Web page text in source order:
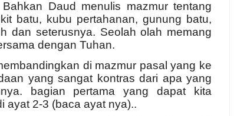
Daud menulis mazmur tentang
batu, kubu pertahanan, gunung batu,
dan seterusnya. Seolah olah memang
dengan Tuhan.
di mazmur pasal yang ke
yang sangat kontras dari apa yang
bagian pertama yang dapat kita
ayat 2-3 (baca ayat nya)..